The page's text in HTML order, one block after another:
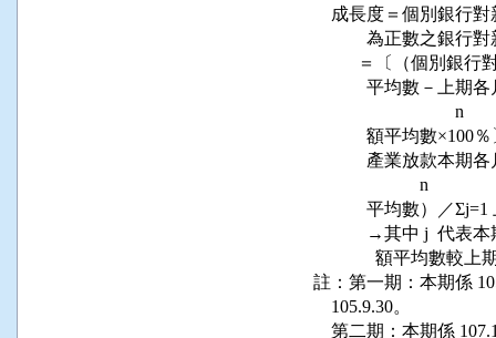
成長度＝個別銀
為正數之
＝〔（個
平均數－
                                        n
額平均數
產業放款
                                n
平均數）
→其中 j
額平均數
註：第一期：本期係
            105.9.30。
第二期：本期係